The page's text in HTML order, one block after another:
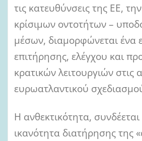
τις κατευθύνσεις της ΕΕ,
κρίσιμων οντοτήτων –
μέσων, διαμορφώνεται ένα
επιτήρησης, ελέγχου και
κρατικών λειτουργιών στις
ευρωατλαντικού
Η ανθεκτικότητα,
ικανότητα διατήρησης της